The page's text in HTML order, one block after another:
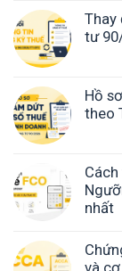
Thay
tư
Hồ
theo
nhất
và